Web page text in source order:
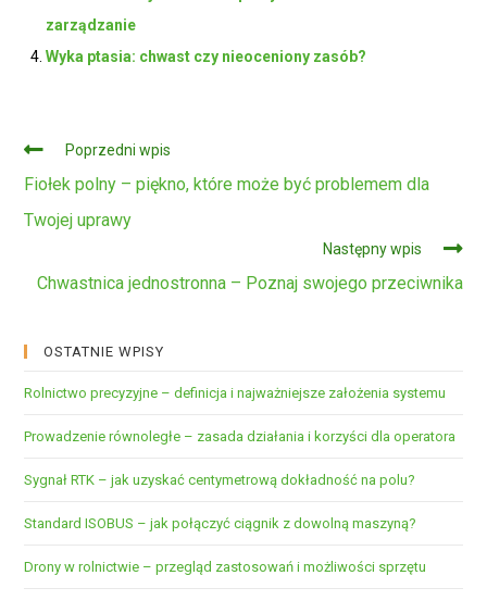
zarządzanie
Wyka ptasia: chwast czy nieoceniony zasób?
Czytaj
dalej
Poprzedni wpis
Fiołek polny – piękno, które może być problemem dla
Twojej uprawy
Następny wpis
Chwastnica jednostronna – Poznaj swojego przeciwnika
OSTATNIE WPISY
Rolnictwo precyzyjne – definicja i najważniejsze założenia systemu
Prowadzenie równoległe – zasada działania i korzyści dla operatora
Sygnał RTK – jak uzyskać centymetrową dokładność na polu?
Standard ISOBUS – jak połączyć ciągnik z dowolną maszyną?
Drony w rolnictwie – przegląd zastosowań i możliwości sprzętu